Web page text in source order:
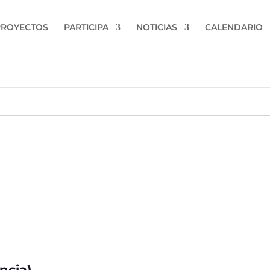
PARTICIPA NOTICIAS CALENDARIO